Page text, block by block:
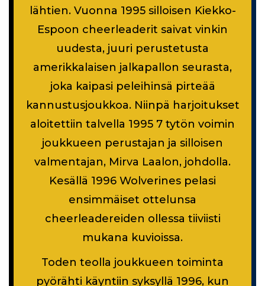
lähtien. Vuonna 1995 silloisen Kiekko-
Espoon cheerleaderit saivat vinkin
uudesta, juuri perustetusta
amerikkalaisen jalkapallon seurasta,
joka kaipasi peleihinsä pirteää
kannustusjoukkoa. Niinpä harjoitukset
aloitettiin talvella 1995 7 tytön voimin
joukkueen perustajan ja silloisen
valmentajan, Mirva Laalon, johdolla.
Kesällä 1996 Wolverines pelasi
ensimmäiset ottelunsa
cheerleadereiden ollessa tiiviisti
mukana kuvioissa.
Toden teolla joukkueen toiminta
pyörähti käyntiin syksyllä 1996, kun